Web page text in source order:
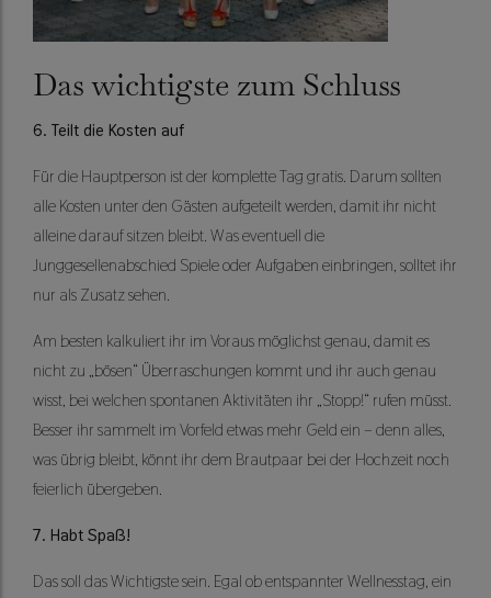
Das wichtigste zum Schluss
6. Teilt die Kosten auf
Für die Hauptperson ist der komplette Tag gratis. Darum sollten
alle Kosten unter den Gästen aufgeteilt werden, damit ihr nicht
alleine darauf sitzen bleibt. Was eventuell die
Junggesellenabschied Spiele oder Aufgaben einbringen, solltet ihr
nur als Zusatz sehen.
Am besten kalkuliert ihr im Voraus möglichst genau, damit es
nicht zu „bösen“ Überraschungen kommt und ihr auch genau
wisst, bei welchen spontanen Aktivitäten ihr „Stopp!“ rufen müsst.
Besser ihr sammelt im Vorfeld etwas mehr Geld ein – denn alles,
was übrig bleibt, könnt ihr dem Brautpaar bei der Hochzeit noch
feierlich übergeben.
7. Habt Spaß!
Das soll das Wichtigste sein. Egal ob entspannter Wellnesstag, ein